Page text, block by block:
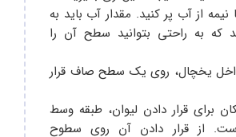
نیمه از آب پر کنید. مقدار آب باید به
که به راحتی بتوانید سطح آن را
داخل یخچال، روی یک سطح صاف قرار
برای قرار دادن لیوان، طبقه وسط
از قرار دادن آن روی سطوح